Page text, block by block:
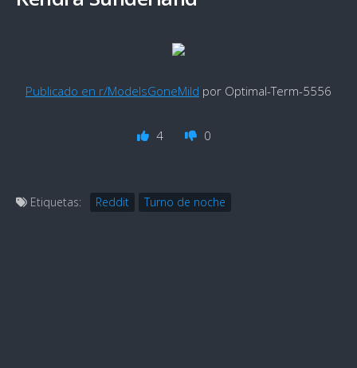
Publicado en r/ModelsGoneMild por Optimal-Term-5556
4 0
Etiquetas: Reddit Turno de noche